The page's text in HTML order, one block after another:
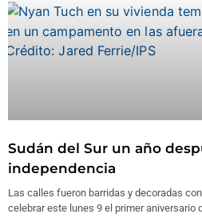
Sudán del Sur un año
independencia
Las calles fueron barridas y decoradas
celebrar este lunes 9 el primer aniversario